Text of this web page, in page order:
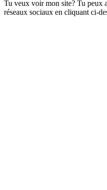
Tu veux voir mon site? Tu peux
réseaux sociaux en cliquant ci-